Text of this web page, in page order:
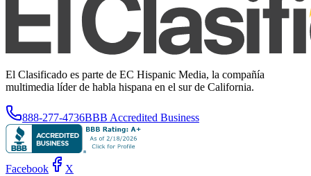
El Clasificado es parte de EC Hispanic Media, la compañía
multimedia líder de habla hispana en el sur de California.
888-277-4736BBB Accredited Business
Facebook X